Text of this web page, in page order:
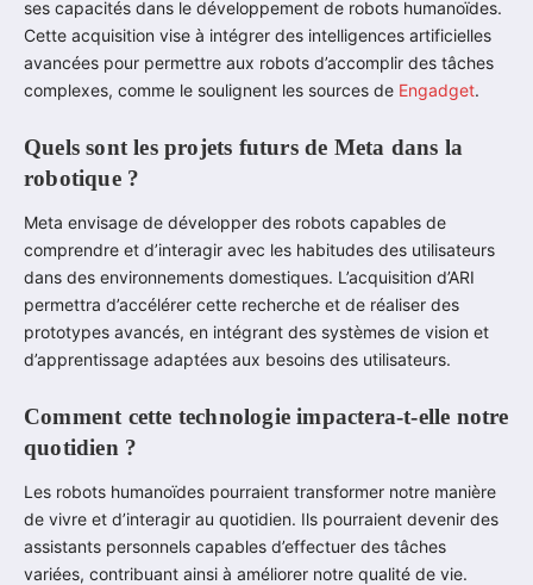
ses capacités dans le développement de robots humanoïdes.
Cette acquisition vise à intégrer des intelligences artificielles
avancées pour permettre aux robots d’accomplir des tâches
complexes, comme le soulignent les sources de Engadget.
Quels sont les projets futurs de Meta dans la
robotique ?
Meta envisage de développer des robots capables de
comprendre et d’interagir avec les habitudes des utilisateurs
dans des environnements domestiques. L’acquisition d’ARI
permettra d’accélérer cette recherche et de réaliser des
prototypes avancés, en intégrant des systèmes de vision et
d’apprentissage adaptées aux besoins des utilisateurs.
Comment cette technologie impactera-t-elle notre
quotidien ?
Les robots humanoïdes pourraient transformer notre manière
de vivre et d’interagir au quotidien. Ils pourraient devenir des
assistants personnels capables d’effectuer des tâches
variées, contribuant ainsi à améliorer notre qualité de vie.